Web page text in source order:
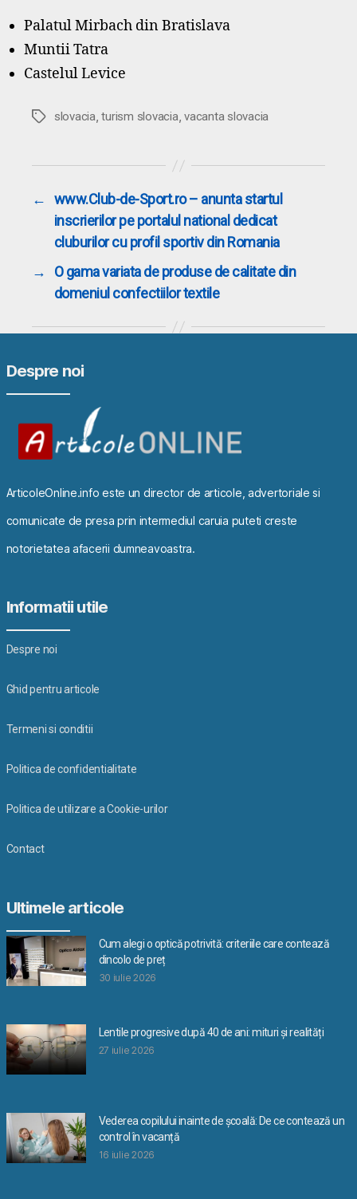
Palatul Mirbach din Bratislava
Muntii Tatra
Castelul Levice
Etichete
slovacia,turism slovacia,vacanta slovacia
←
www.Club-de-Sport.ro – anunta startul
inscrierilor pe portalul national dedicat
cluburilor cu profil sportiv din Romania
→
O gama variata de produse de calitate din
domeniul confectiilor textile
Despre noi
ArticoleOnline.info este un director de articole, advertoriale si
comunicate de presa prin intermediul caruia puteti creste
notorietatea afacerii dumneavoastra.
Informatii utile
Despre noi
Ghid pentru articole
Termeni si conditii
Politica de confidentialitate
Politica de utilizare a Cookie-urilor
Contact
Ultimele articole
Cum alegi o optică potrivită: criteriile care contează
dincolo de preț
30 iulie 2026
Lentile progresive după 40 de ani: mituri și realități
27 iulie 2026
Vederea copilului inainte de școală: De ce contează un
control în vacanță
16 iulie 2026